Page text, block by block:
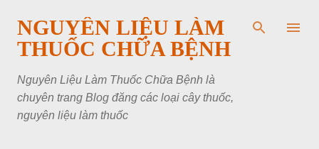
Chuyển đến nội dung chính
NGUYÊN LIỆU LÀM
THUỐC CHỮA BỆNH
Nguyên Liệu Làm Thuốc Chữa Bệnh là
chuyên trang Blog đăng các loại cây thuốc,
nguyên liệu làm thuốc